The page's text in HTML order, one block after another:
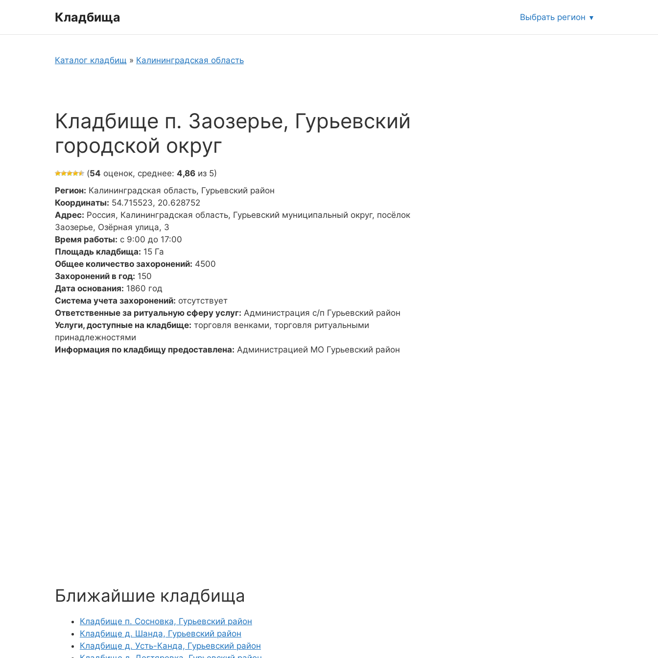
Кладбища Выбрать регион
Каталог кладбищ » Калининградская область
Кладбище п. Заозерье, Гурьевский
городской округ
(54 оценок, среднее: 4,86 из 5)
Регион: Калининградская область, Гурьевский район
Координаты: 54.715523, 20.628752
Адрес: Россия, Калининградская область, Гурьевский муниципальный округ, посёлок
Заозерье, Озёрная улица, 3
Время работы: с 9:00 до 17:00
Площадь кладбища: 15 Га
Общее количество захоронений: 4500
Захоронений в год: 150
Дата основания: 1860 год
Система учета захоронений: отсутствует
Ответственные за ритуальную сферу услуг: Администрация с/п Гурьевский район
Услуги, доступные на кладбище: торговля венками, торговля ритуальными
принадлежностями
Информация по кладбищу предоставлена: Администрацией МО Гурьевский район
Ближайшие кладбища
Кладбище п. Сосновка, Гурьевский район
Кладбище д. Шанда, Гурьевский район
Кладбище д. Усть-Канда, Гурьевский район